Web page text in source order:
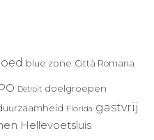
blue zone Città Romana
Detroit doelgroepen
Florida gastvrij
Hellevoetsluis